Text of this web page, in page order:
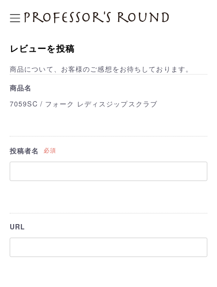
プロフェッサーズラウンド
レビューを投稿
商品について、お客様のご感想をお待ちしております。
商品名
7059SC / フォーク レディスジップスクラブ
投稿者名 必須
URL